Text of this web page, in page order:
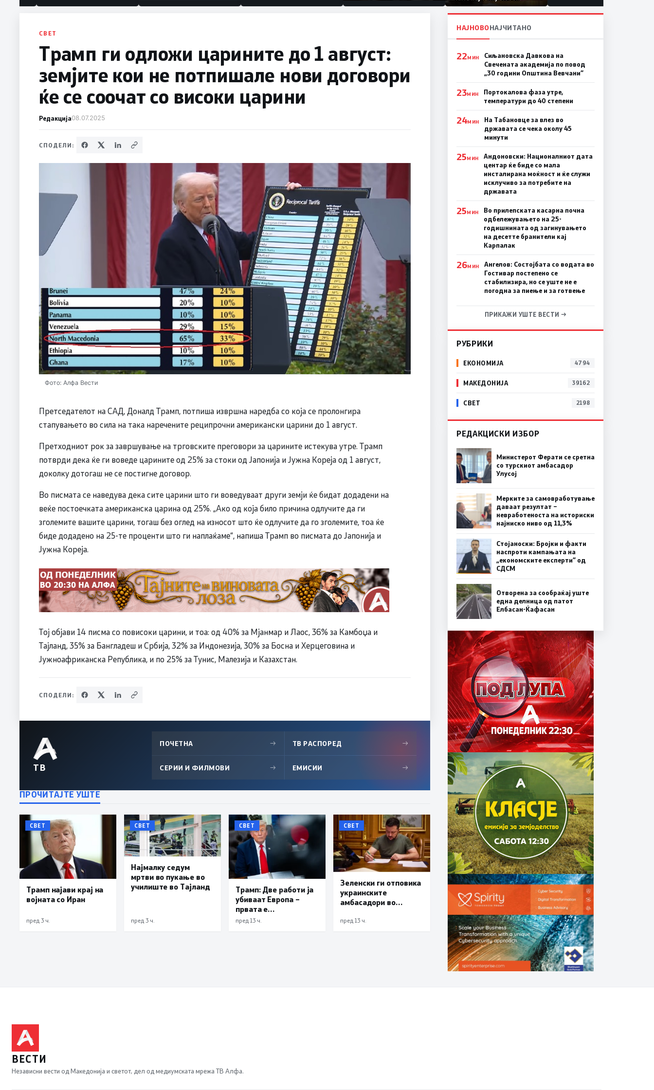
половина тунел во слепа
првачиња помалку
СВЕТ
Трамп ги одложи царините до 1 август:
земјите кои не потпишале нови договори
ќе се соочат со високи царини
Редакција08.07.2025
СПОДЕЛИ:
Фото: Алфа Вести
Претседателот на САД, Доналд Трамп, потпиша извршна наредба со која се пролонгира
стапувањето во сила на така наречените реципрочни американски царини до 1 август.
Претходниот рок за завршување на трговските преговори за царините истекува утре. Трамп
потврди дека ќе ги воведе царините од 25% за стоки од Јапонија и Јужна Кореја од 1 август,
доколку дотогаш не се постигне договор.
Во писмата се наведува дека сите царини што ги воведуваат други земји ќе бидат додадени на
веќе постоечката американска царина од 25%. „Ако од која било причина одлучите да ги
зголемите вашите царини, тогаш без оглед на износот што ќе одлучите да го зголемите, тоа ќе
биде додадено на 25-те проценти што ги наплаќаме“, напиша Трамп во писмата до Јапонија и
Јужна Кореја.
Тој објави 14 писма со повисоки царини, и тоа: од 40% за Мјанмар и Лаос, 36% за Камбоџа и
Тајланд, 35% за Бангладеш и Србија, 32% за Индонезија, 30% за Босна и Херцеговина и
Јужноафриканска Република, и по 25% за Тунис, Малезија и Казахстан.
СПОДЕЛИ:
ТВ
ПОЧЕТНА → ТВ РАСПОРЕД →
СЕРИИ И ФИЛМОВИ → ЕМИСИИ →
ПРОЧИТАЈТЕ УШТЕ
СВЕТ
Трамп најави крај на
војната со Иран
пред 3 ч.
СВЕТ
Најмалку седум
мртви во пукање во
училиште во Тајланд
пред 3 ч.
СВЕТ
Трамп: Две работи ја
убиваат Европа –
првата е
имиграцијата,
пред 13 ч.
СВЕТ
Зеленски ги отповика
украинските
амбасадори во
Црна Гора
пред 13 ч.
НАЈНОВОНАЈЧИТАНО
22МИН
Сиљановска Давкова на
Свечената академија по повод
„30 години Општина Вевчани“
23МИН
Портокалова фаза утре,
температури до 40 степени
24МИН
На Табановце за влез во
државата се чека околу 45
минути
25МИН
Андоновски: Националниот дата
центар ќе биде со мала
инсталирана моќност и ќе служи
исклучиво за потребите на
државата
25МИН
Во прилепската касарна почна
одбележувањето на 25-
годишнината од загинувањето
на десетте бранители кај
Карпалак
26МИН
Ангелов: Состојбата со водата во
Гостивар постепено се
стабилизира, но се уште не е
погодна за пиење и за готвење
ПРИКАЖИ УШТЕ ВЕСТИ →
РУБРИКИ
ЕКОНОМИЈА 4794
МАКЕДОНИЈА 39162
СВЕТ 2198
РЕДАКЦИСКИ ИЗБОР
Министерот Ферати се сретна
со турскиот амбасадор
Улусој
Мерките за самовработување
даваат резултат –
невработеноста на историски
најниско ниво од 11,3%
Стојаноски: Бројки и факти
наспроти кампањата на
„економските експерти“ од
СДСM
Отворена за сообраќај уште
една делница од патот
Елбасан-Ќафасан
ВЕСТИ
Независни вести од Македонија и светот, дел од медиумската мрежа ТВ Алфа.